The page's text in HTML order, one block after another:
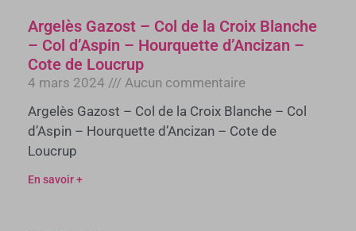
Argelès Gazost – Col de la Croix Blanche
– Col d’Aspin – Hourquette d’Ancizan –
Cote de Loucrup
4 mars 2024
Aucun commentaire
Argelès Gazost – Col de la Croix Blanche – Col
d’Aspin – Hourquette d’Ancizan – Cote de
Loucrup
En savoir +